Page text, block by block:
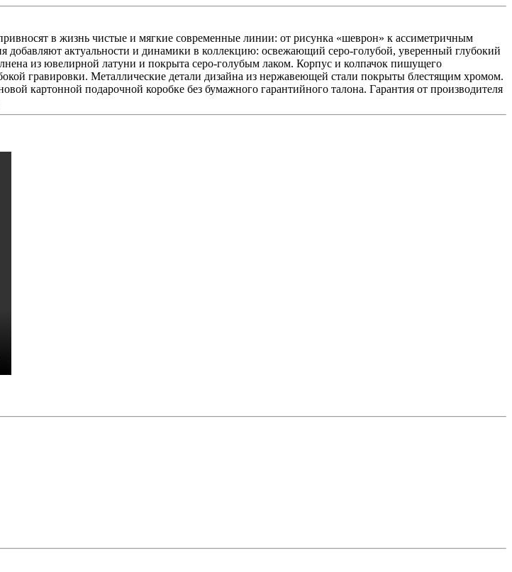
в жизнь чистые и мягкие современные линии: от рисунка «шеврон» к ассиметричным
актуальности и динамики в коллекцию: освежающий серо-голубой, уверенный глубокий
из ювелирной латуни и покрыта серо-голубым лаком. Корпус и колпачок пишущего
гравировки. Металлические детали дизайна из нержавеющей стали покрыты блестящим хромом.
картонной подарочной коробке без бумажного гарантийного талона. Гарантия от производителя